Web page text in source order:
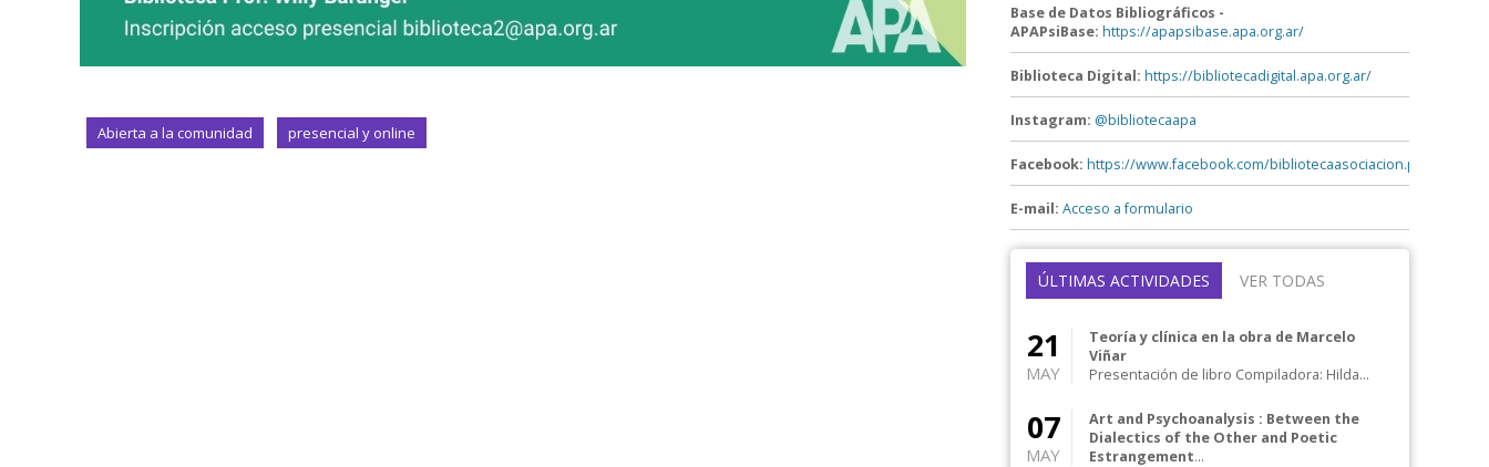
Abierta a la comunidad presencial y online
Base de Datos Bibliográficos -
APAPsiBase: https://apapsibase.apa.org.ar/
Biblioteca Digital: https://bibliotecadigital.apa.org.ar/
Instagram: @bibliotecaapa
Facebook: https://www.facebook.com/
E-mail: Acceso a formulario
ÚLTIMAS ACTIVIDADES VER TODAS
21
MAY
Teoría y clínica en la obra de Marcelo
Viñar
Presentación de libro Compiladora: Hilda
07
MAY
Art and Psychoanalysis : Between the
Dialectics of the Other and Poetic
Estrangement